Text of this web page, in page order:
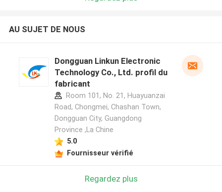
AU SUJET DE NOUS
Dongguan Linkun Electronic
Technology Co., Ltd. profil du
fabricant
Room 101, No. 21, Huayuanzai
Road, Chongmei, Chashan Town,
Dongguan City, Guangdong
Province ,La Chine
5.0
Fournisseur vérifié
Regardez plus